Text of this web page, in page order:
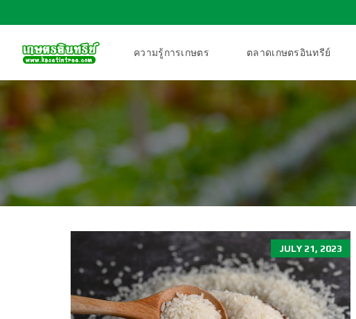
ความรู้การเกษตร ตลาดเกษตรอินทรีย์
JULY 21, 2023